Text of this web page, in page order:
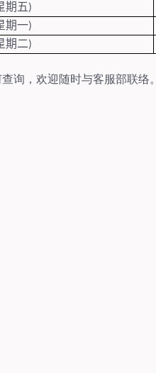
期五)
期一)
期二)
询，欢迎随时与客服部联络。